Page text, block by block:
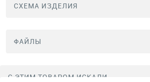
СХЕМА ИЗДЕЛИЯ
ФАЙЛЫ
C ЭТИМ ТОВАРОМ ИСКАЛИ